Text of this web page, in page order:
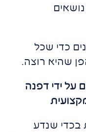
פנים כדי שכל
שהיא רוצה.
על ידי דפנה
בכדי שנדע